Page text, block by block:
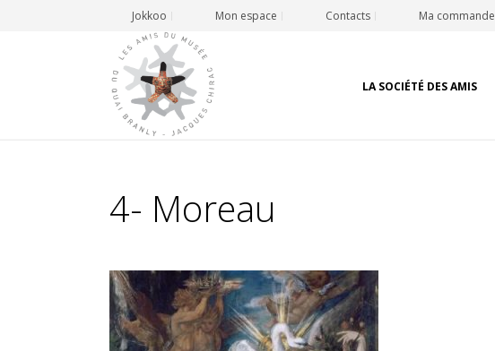
Jokkoo Mon espace Contacts Ma commande
LA SOCIÉTÉ DES AMIS
4- Moreau